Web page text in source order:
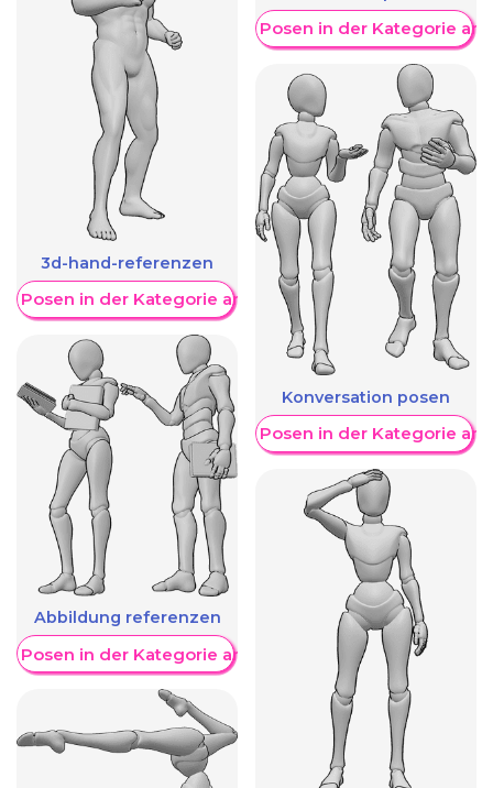
3d-hand-referenzen
Posen in der Kategorie anzeigen
Abbildung referenzen
Posen in der Kategorie anzeigen
Weitere Posen in der Kategorie
Konversation posen
Weitere Posen in der Kategorie